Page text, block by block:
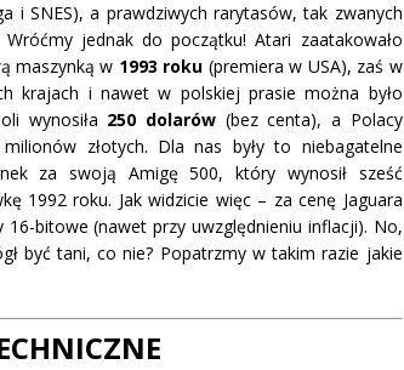
i SNES), a prawdziwych rarytasów, tak zwanych
jednak do początku! Atari zaatakowało
maszynką w 1993 roku (premiera w USA), zaś w
krajach i nawet w polskiej prasie można było
wynosiła 250 dolarów (bez centa), a Polacy
złotych. Dla nas były to niebagatelne
za swoją Amigę 500, który wynosił sześć
1992 roku. Jak widzicie więc – za cenę Jaguara
bitowe (nawet przy uwzględnieniu inflacji). No,
być tani, co nie? Popatrzmy w takim razie jakie